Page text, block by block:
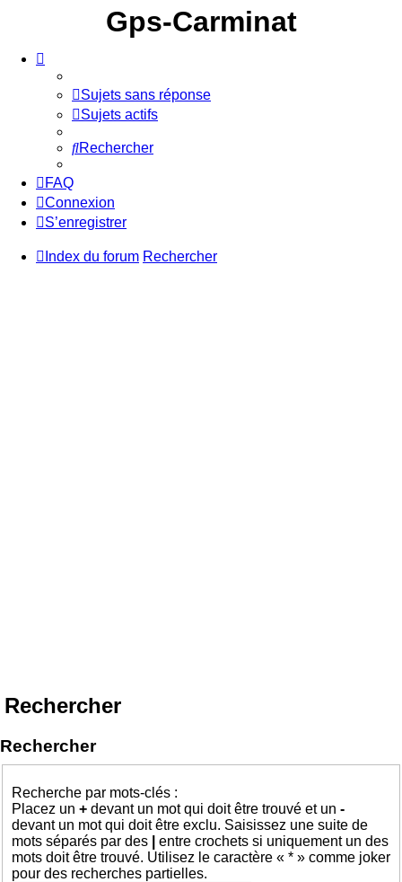
Gps-Carminat
Sujets sans réponse
Sujets actifs
Rechercher
FAQ
Connexion
S’enregistrer
Index du forum Rechercher
Rechercher
Rechercher
Recherche par mots-clés :
Placez un + devant un mot qui doit être trouvé et un -
devant un mot qui doit être exclu. Saisissez une suite de
mots séparés par des
entre crochets si uniquement un des
mots doit être trouvé. Utilisez le caractère « * » comme joker
pour des recherches partielles.